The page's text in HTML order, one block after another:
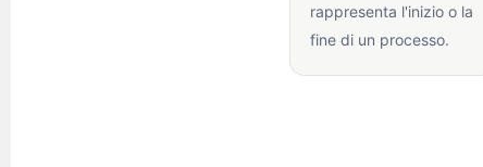
rappresenta l'inizio o la
fine di un processo.